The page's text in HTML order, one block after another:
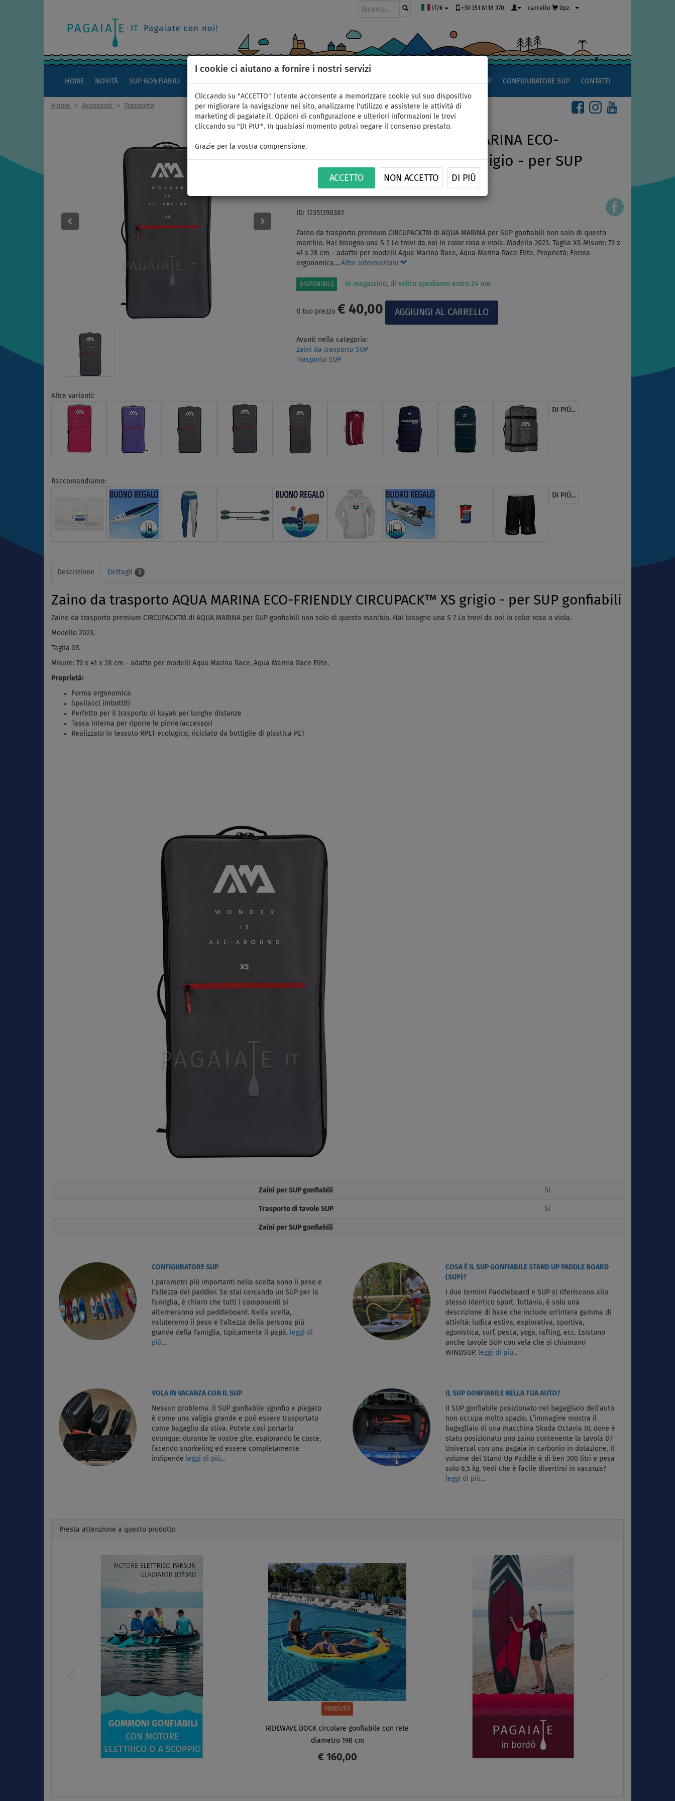
I cookie ci aiutano a fornire i nostri servizi
Cliccando su "ACCETTO" l'utente acconsente a memorizzare cookie sul suo dispositivo
per migliorare la navigazione nel sito, analizzarne l'utilizzo e assistere le attività di
marketing di pagaiate.it. Opzioni di configurazione e ulteriori informazioni le trovi
cliccando su "DI PIU'". In qualsiasi momento potrai negare il consenso prestato.
Grazie per la vostra comprensione.
ACCETTO NON ACCETTO DI PIÙ
IT/€ +39 351 8118 370 carrello 0pz.
HOME NOVITÀ SUP GONFIABILI APPROCCIO AL SUP CONFIGURATORE SUP CONTATTI
Home > Accessori > Trasporto
Zaino da trasporto AQUA MARINA ECO-
FRIENDLY CIRCUPACK™ XS grigio - per SUP
gonfiabili
ID: 12351390381
Zaino da trasporto premium CIRCUPACKTM di AQUA MARINA per SUP gonfiabili non solo di questo
marchio. Hai bisogno una S ? Lo trovi da noi in color rosa o viola. Modello 2023. Taglia XS Misure: 79 x
41 x 28 cm - adatto per modelli Aqua Marina Race, Aqua Marina Race Elite. Proprietà: Forma
ergonomica… Altre informazioni
DISPONIBILE In magazzino, di solito spediamo entro 24 ore.
Il tuo prezzo € 40,00
Avanti nella categoria:
Zaini da trasporto SUP
Trasporto SUP
Altre varianti:
DI PIÙ...
Raccomandiamo:
DI PIÙ...
Descrizione Dettagli 3
Zaino da trasporto AQUA MARINA ECO-FRIENDLY CIRCUPACK™ XS grigio - per SUP gonfiabili
Zaino da trasporto premium CIRCUPACKTM di AQUA MARINA per SUP gonfiabili non solo di questo marchio. Hai bisogno una S ? Lo trovi da noi in color rosa o viola.
Modello 2023.
Taglia XS
Misure: 79 x 41 x 28 cm - adatto per modelli Aqua Marina Race, Aqua Marina Race Elite.
Proprietà:
Forma ergonomica
Spallacci imbottiti
Perfetto per il trasporto di kayak per lunghe distanze
Tasca interna per riporre le pinne/accessori
Realizzato in tessuto RPET ecologico, riciclato da bottiglie di plastica PET
Zaini per SUP gonfiabili Si
Trasporto di tavole SUP Si
Zaini per SUP gonfiabili
CONFIGURATORE SUP
I parametri più importanti nella scelta sono il peso e
l'altezza del paddler. Se stai cercando un SUP per la
famiglia, è chiaro che tutti i componenti si
alterneranno sul paddleboard. Nella scelta,
valuteremo il peso e l'altezza della persona più
grande della famiglia, tipicamente il papà.
leggi di
più...
COSA È IL SUP GONFIABILE STAND UP PADDLE BOARD
(SUP)?
I due termini Paddleboard e SUP si riferiscono allo
stesso identico sport. Tuttavia, è solo una
descrizione di base che include un'intera gamma di
attività: ludica estiva, esplorativa, sportiva,
agonistica, surf, pesca, yoga, rafting, ecc. Esistono
anche tavole SUP con vela che si chiamano
WINDSUP.
leggi di più...
VOLA IN VACANZA CON IL SUP
Nessun problema. Il SUP gonfiabile sgonfio e piegato
è come una valigia grande e può essere trasportato
come bagaglio da stiva. Potete così portarlo
ovunque, durante le vostre gite, esplorando le coste,
facendo snorkeling ed essere completamente
indipende
leggi di più...
IL SUP GONFIABILE NELLA TUA AUTO?
Il SUP gonfiabile posizionato nel bagagliaio dell'auto
non occupa molto spazio. L’immagine mostra il
bagagliaio di una macchina Skoda Octavia III, dove è
stato posizionato uno zaino contenente la tavola D7
Universal con una pagaia in carbonio in dotazione. Il
volume del Stand Up Paddle è di ben 300 litri e pesa
solo 8,5 kg. Vedi che è facile divertirsi in vacanza?
leggi di più...
Presta attenzione a questo prodotto
VENDUTO
RIDEWAVE DOCK circolare gonfiabile con rete
diametro 198 cm
€ 160,00